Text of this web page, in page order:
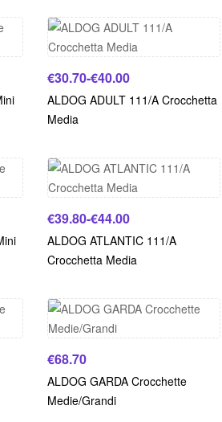
€30.70-€40.00
ALDOG ADULT 111/A Crocchetta
Media
€39.80-€44.00
ALDOG ATLANTIC 111/A
Crocchetta Media
€68.70
ALDOG GARDA Crocchette
Medie/Grandi